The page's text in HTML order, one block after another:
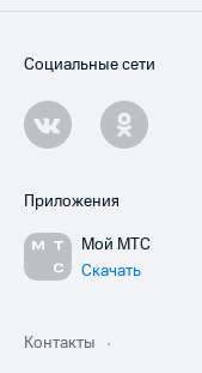
Социальные сети
Приложения
Мой МТС
Скачать
Контакты